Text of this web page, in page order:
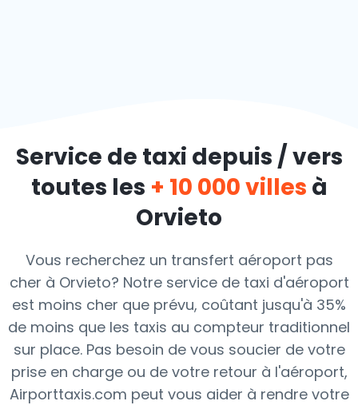
Service de taxi depuis / vers
toutes les + 10 000 villes à
Orvieto
Vous recherchez un transfert aéroport pas
cher à Orvieto? Notre service de taxi d'aéroport
est moins cher que prévu, coûtant jusqu'à 35%
de moins que les taxis au compteur traditionnel
sur place. Pas besoin de vous soucier de votre
prise en charge ou de votre retour à l'aéroport,
Airporttaxis.com peut vous aider à rendre votre